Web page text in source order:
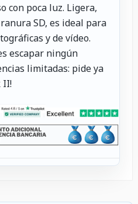
con poca luz. Ligera,
SD, es ideal para
y de vídeo.
escapar ningún
limitadas: pide ya
II!